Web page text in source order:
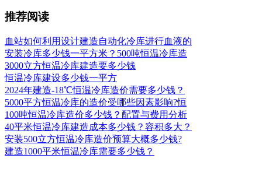
推荐阅读
血站如何利用设计建造自动化冷库进行血液的
安装冷库多少钱一平方米？500吨恒温冷库造
3000立方恒温冷库建造要多少钱
恒温冷库建设多少钱一平方
2024年建造-18℃恒温冷库造价需要多少钱？
5000平方恒温冷库的造价受哪些因素影响?恒
100吨恒温冷库造价多少钱？配置与费用分析
40平米恒温冷库建造成本多少钱？容积多大？
安装500立方恒温冷库造价预算大概多少钱?
建造1000平米恒温冷库需要多少钱？